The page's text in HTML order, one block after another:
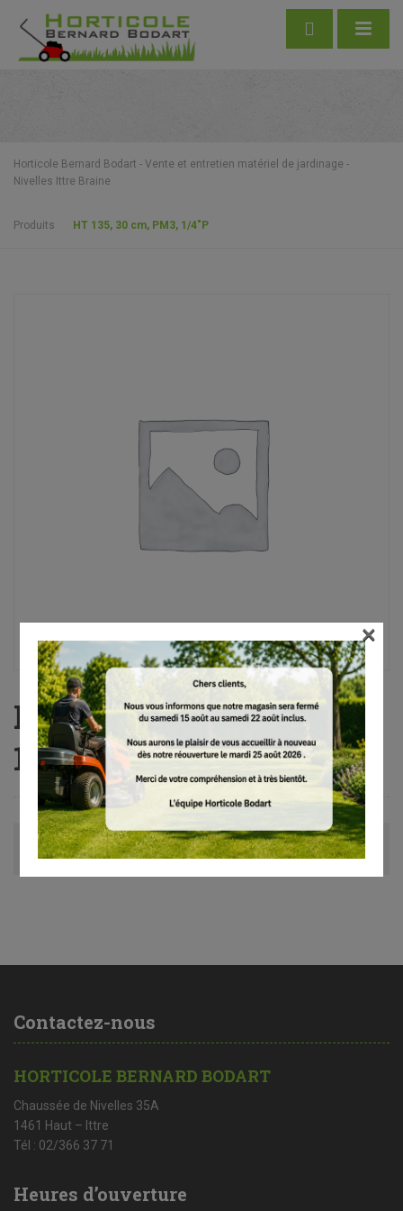
Horticole Bernard Bodart - Vente et entretien matériel de jardinage -
Nivelles Ittre Braine
Produits HT 135, 30 cm, PM3, 1/4″P
HT 135, 30 cm, PM3,
1/4″P
Avis (0)
Contactez-nous
HORTICOLE BERNARD BODART
Chaussée de Nivelles 35A
1461 Haut – Ittre
Tél : 02/366 37 71
Heures d’ouverture
×